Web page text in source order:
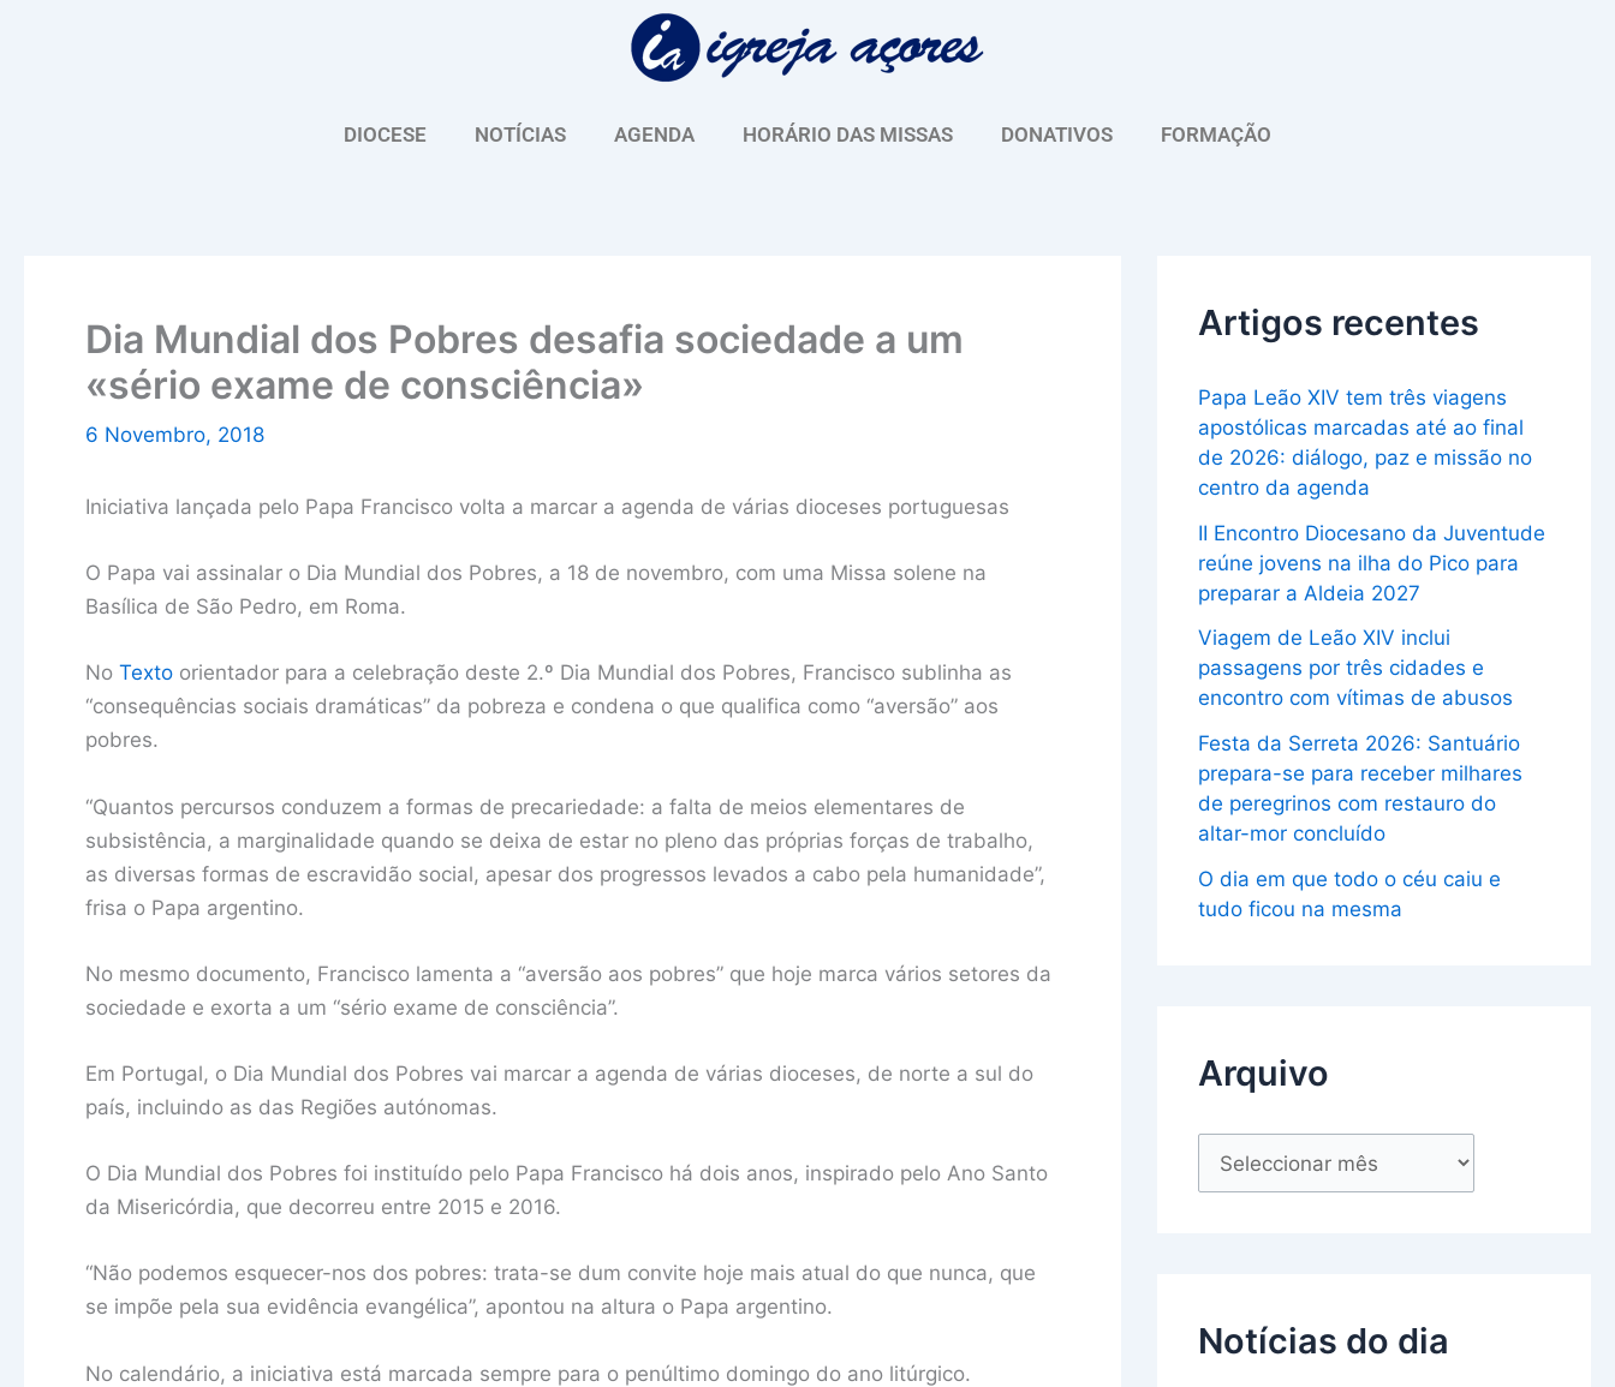
DIOCESE NOTÍCIAS AGENDA HORÁRIO DAS MISSAS DONATIVOS FORMAÇÃO
Dia Mundial dos Pobres desafia sociedade a um
«sério exame de consciência»
6 Novembro, 2018
Iniciativa lançada pelo Papa Francisco volta a marcar a agenda de várias dioceses portuguesas
O Papa vai assinalar o Dia Mundial dos Pobres, a 18 de novembro, com uma Missa solene na
Basílica de São Pedro, em Roma.
No Texto orientador para a celebração deste 2.º Dia Mundial dos Pobres, Francisco sublinha as
“consequências sociais dramáticas” da pobreza e condena o que qualifica como “aversão” aos
pobres.
“Quantos percursos conduzem a formas de precariedade: a falta de meios elementares de
subsistência, a marginalidade quando se deixa de estar no pleno das próprias forças de trabalho,
as diversas formas de escravidão social, apesar dos progressos levados a cabo pela humanidade”,
frisa o Papa argentino.
No mesmo documento, Francisco lamenta a “aversão aos pobres” que hoje marca vários setores da
sociedade e exorta a um “sério exame de consciência”.
Em Portugal, o Dia Mundial dos Pobres vai marcar a agenda de várias dioceses, de norte a sul do
país, incluindo as das Regiões autónomas.
O Dia Mundial dos Pobres foi instituído pelo Papa Francisco há dois anos, inspirado pelo Ano Santo
da Misericórdia, que decorreu entre 2015 e 2016.
“Não podemos esquecer-nos dos pobres: trata-se dum convite hoje mais atual do que nunca, que
se impõe pela sua evidência evangélica”, apontou na altura o Papa argentino.
No calendário, a iniciativa está marcada sempre para o penúltimo domingo do ano litúrgico.
Artigos recentes
Papa Leão XIV tem três viagens
apostólicas marcadas até ao final
de 2026: diálogo, paz e missão no
centro da agenda
II Encontro Diocesano da Juventude
reúne jovens na ilha do Pico para
preparar a Aldeia 2027
Viagem de Leão XIV inclui
passagens por três cidades e
encontro com vítimas de abusos
Festa da Serreta 2026: Santuário
prepara-se para receber milhares
de peregrinos com restauro do
altar-mor concluído
O dia em que todo o céu caiu e
tudo ficou na mesma
Arquivo
u
Notícias do dia